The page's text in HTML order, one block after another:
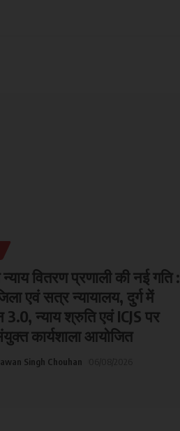
वितरण प्रणाली की नई गति :
एवं सत्र न्यायालय, दुर्ग में
3.0, न्याय श्रुति एवं ICJS पर
कार्यशाला आयोजित
Singh Chouhan